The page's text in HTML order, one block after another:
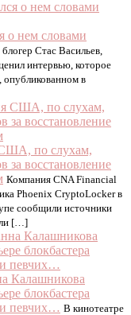
о нем словами
Стас Васильев,
интервью, которое
опубликованном в
США, по слухам,
за восстановление
Компания CNA Financial
Phoenix CryptoLocker в
сообщили источники
[…]
Калашникова
блокбастера
и певчих… В кинотеатре